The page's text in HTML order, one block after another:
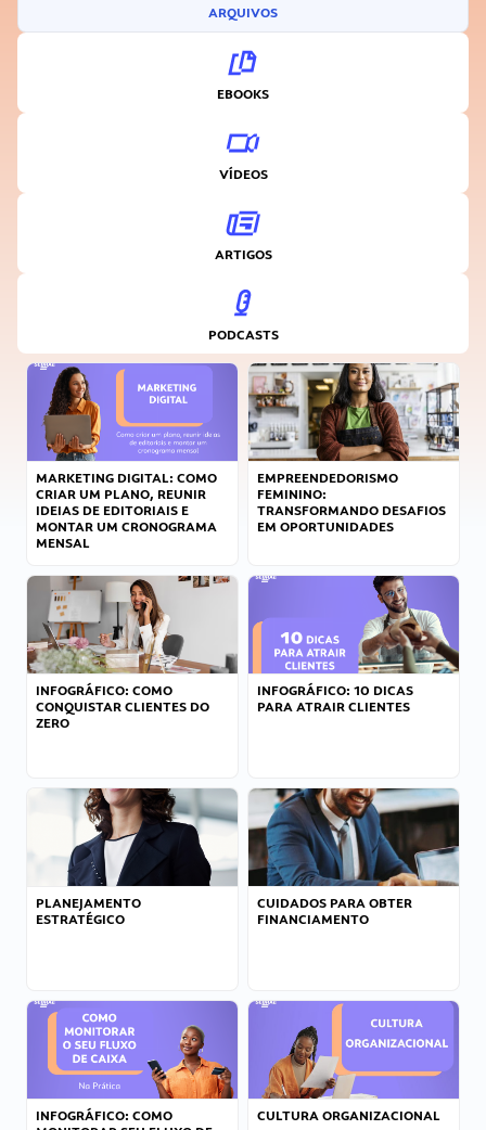
ARQUIVOS
EBOOKS
VÍDEOS
ARTIGOS
PODCASTS
MARKETING DIGITAL: COMO
CRIAR UM PLANO, REUNIR
IDEIAS DE EDITORIAIS E
MONTAR UM CRONOGRAMA
MENSAL
EMPREENDEDORISMO
FEMININO:
TRANSFORMANDO DESAFIOS
EM OPORTUNIDADES
INFOGRÁFICO: COMO
CONQUISTAR CLIENTES DO
ZERO
INFOGRÁFICO: 10 DICAS
PARA ATRAIR CLIENTES
PLANEJAMENTO
ESTRATÉGICO
CUIDADOS PARA OBTER
FINANCIAMENTO
INFOGRÁFICO: COMO
CULTURA ORGANIZACIONAL